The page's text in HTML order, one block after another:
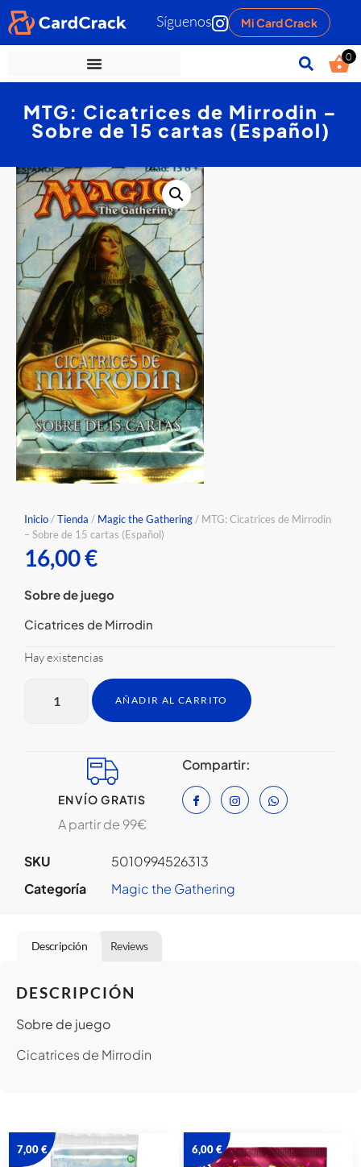
Síguenos Mi Card Crack
0
MTG: Cicatrices de Mirrodin –
Sobre de 15 cartas (Español)
Inicio/Tienda / Magic the Gathering/ MTG: Cicatrices de Mirrodin
– Sobre de 15 cartas (Español)
16,00€
Sobre de juego
Cicatrices de Mirrodin
Hay existencias
AÑADIR AL CARRITO
ENVÍO GRATIS
A partir de 99€
Compartir:
SKU
5010994526313
Categoría
Magic the Gathering
Descripción Reviews
DESCRIPCIÓN
Sobre de juego
Cicatrices de Mirrodin
7,00€ 6,00€